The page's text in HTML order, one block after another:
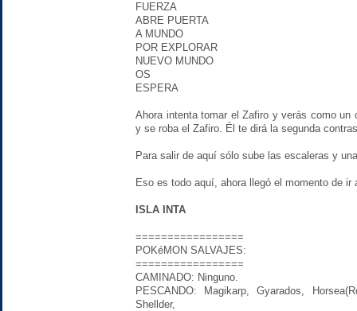
FUERZA
ABRE PUERTA
A MUNDO
POR EXPLORAR
NUEVO MUNDO
OS
ESPERA
Ahora intenta tomar el Zafiro y verás como
y se roba el Zafiro. Él te dirá la segunda
Para salir de aquí sólo sube las escaleras y
Eso es todo aquí, ahora llegó el momento de ir
ISLA INTA
=================
POKéMON SALVAJES:
=================
CAMINADO: Ninguno.
PESCANDO: Magikarp, Gyarados,
Shellder,